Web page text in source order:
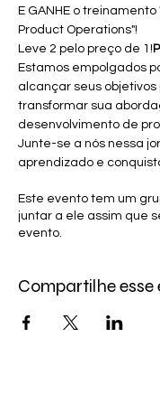
E GANHE o
Product Operations"!
Leve 2 pelo preço de 1!
Estamos empolgados
alcançar seus objetivos
transformar sua
desenvolvimento de
Junte-se a nós nessa
aprendizado e
Este evento tem um
juntar a ele assim que
evento.
Compartilhe esse